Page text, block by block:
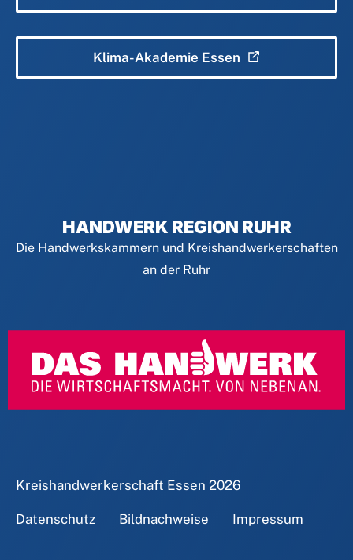
Klima-Akademie Essen
HANDWERK REGION RUHR
Die Handwerkskammern und Kreishandwerkerschaften
an der Ruhr
Kreishandwerkerschaft Essen 2026
Datenschutz Bildnachweise Impressum